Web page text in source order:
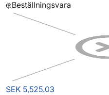
Beställningsvara
SEK 5,525.03